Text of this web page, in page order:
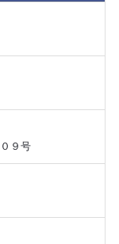
９号